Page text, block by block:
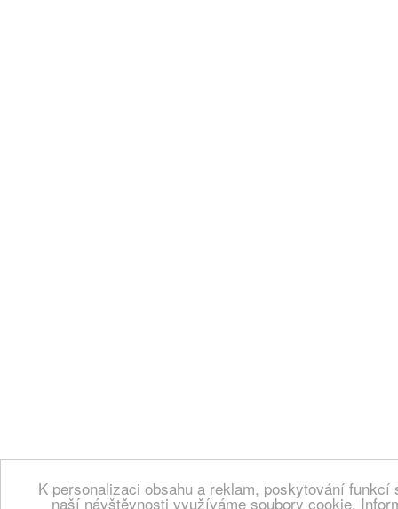
K personalizaci obsahu a reklam, poskytování
naší návštěvnosti využíváme soubory cookie.